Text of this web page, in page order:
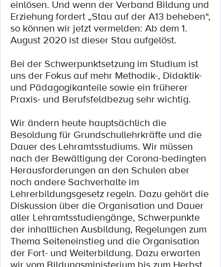
einlösen. Und wenn der Verband Bildung und
Erziehung fordert „Stau auf der A13 beheben“,
so können wir jetzt vermelden: Ab dem 1.
August 2020 ist dieser Stau aufgelöst.
Bei der Schwerpunktsetzung im Studium ist
uns der Fokus auf mehr Methodik-, Didaktik-
und Pädagogikanteile sowie ein früherer
Praxis- und Berufsfeldbezug sehr wichtig.
Wir ändern heute hauptsächlich die
Besoldung für Grundschullehrkräfte und die
Dauer des Lehramtsstudiums. Wir müssen
nach der Bewältigung der Corona-bedingten
Herausforderungen an den Schulen aber
noch andere Sachverhalte im
Lehrerbildungsgesetz regeln. Dazu gehört die
Diskussion über die Organisation und Dauer
aller Lehramtsstudiengänge, Schwerpunkte
der inhaltlichen Ausbildung, Regelungen zum
Thema Seiteneinstieg und die Organisation
der Fort- und Weiterbildung. Dazu erwarten